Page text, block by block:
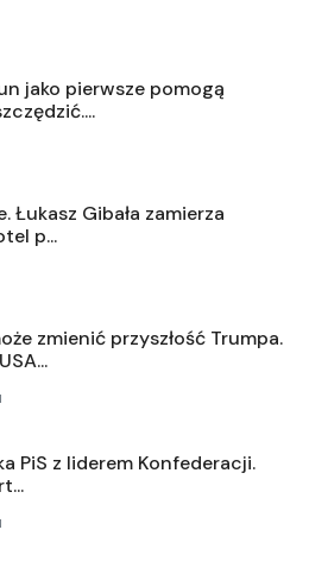
jako pierwsze pomogą
Łukasz Gibała zamierza
p...
zmienić przyszłość Trumpa.
PiS z liderem Konfederacji.